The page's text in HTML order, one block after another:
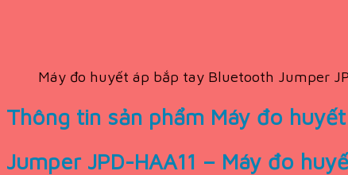
Máy đo huyết áp bắp tay Bluetooth Jumper
Thông tin sản phẩm Máy đo
Jumper JPD-HAA11 – Máy đo